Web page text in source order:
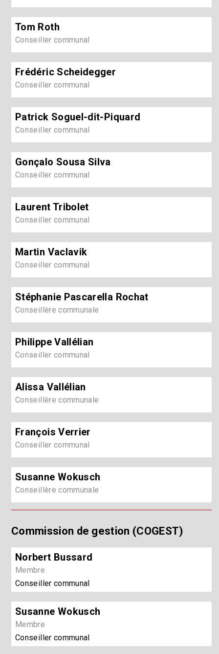
Tom Roth
Conseiller communal
Frédéric Scheidegger
Conseiller communal
Patrick Soguel-dit-Piquard
Conseiller communal
Gonçalo Sousa Silva
Conseiller communal
Laurent Tribolet
Conseiller communal
Martin Vaclavik
Conseiller communal
Stéphanie Pascarella Rochat
Conseillère communale
Philippe Vallélian
Conseiller communal
Alissa Vallélian
Conseillère communale
François Verrier
Conseiller communal
Susanne Wokusch
Conseillère communale
Commission de gestion (COGEST)
Norbert Bussard
Membre
Conseiller communal
Susanne Wokusch
Membre
Conseiller communal